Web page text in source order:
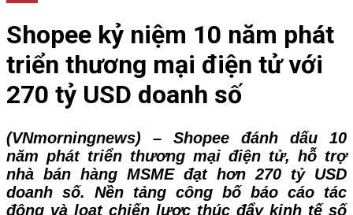
Shopee kỷ niệm 10 năm phát
triển thương mại điện tử với
270 tỷ USD doanh số
(VNmorningnews) – Shopee đánh dấu 10
năm phát triển thương mại điện tử, hỗ trợ
nhà bán hàng MSME đạt hơn 270 tỷ USD
doanh số. Nền tảng công bố báo cáo tác
động và loạt chiến lược thúc đẩy kinh tế số